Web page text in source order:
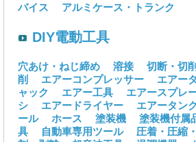
バイス アルミケース・トランク
DIY電動工具
穴あけ・ねじ締め 溶接 切断・切
削
エアーコンプレッサー エアー
ャック
エアー工具 エアースプレ
シ
エアードライヤー エアータンク
ール
ホース 塗装機 塗装機付属
具
自動車専用ツール 圧着・圧縮